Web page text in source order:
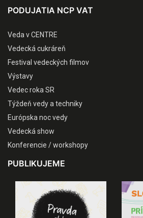
PODUJATIA NCP VAT
Veda v CENTRE
Vedecká cukráreň
Festival vedeckých filmov
Výstavy
Vedec roka SR
Týždeň vedy a techniky
Európska noc vedy
Vedecká show
Konferencie / workshopy
PUBLIKUJEME